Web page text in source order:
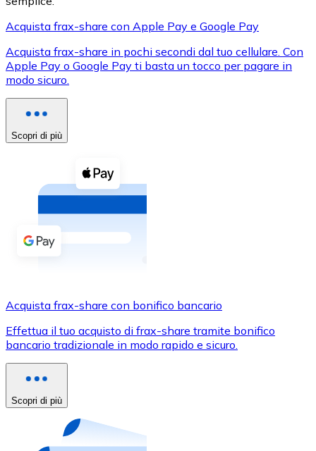
XRP
XRP
Vedi tutto
Buoni cripto
Acquista criptovalute in contanti e altri mezzi di
Acquista con contanti
Bonifico SEPA
Usa le carte Visa e Mastercard per acquistare
Acquista con carta
Acquista gift card dei tuoi marchi preferiti con
Acquista frax-share con Apple Pay e Google Pay
Acquista frax-share in pochi secondi dal tuo cellulare. Con
Apple Pay o Google Pay ti basta un tocco per pagare in
modo sicuro.
Scopri di più
Acquista frax-share con bonifico bancario
Effettua il tuo acquisto di frax-share tramite bonifico
bancario tradizionale in modo rapido e sicuro.
Scopri di più